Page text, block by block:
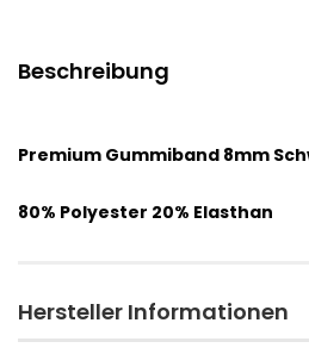
Beschreibung
Premium Gummiband 8mm
80% Polyester 20% Elasthan
Hersteller Informationen